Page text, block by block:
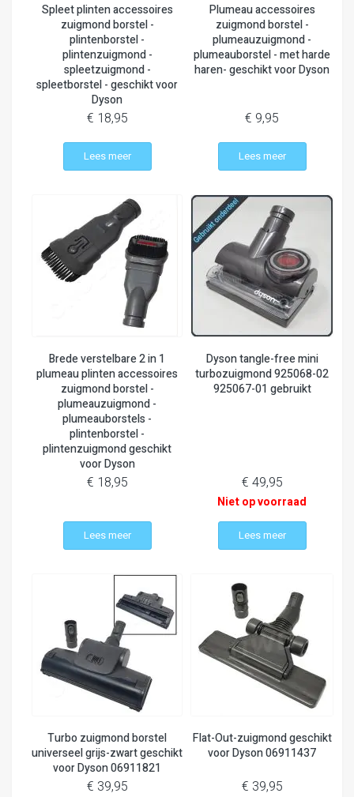
Spleet plinten accessoires
zuigmond borstel -
plintenborstel -
plintenzuigmond -
spleetzuigmond -
spleetborstel - geschikt voor
Dyson
€ 18,95
Lees meer
Plumeau accessoires
zuigmond borstel -
plumeauzuigmond -
plumeauborstel - met harde
haren- geschikt voor Dyson
€ 9,95
Lees meer
Brede verstelbare 2 in 1
plumeau plinten accessoires
zuigmond borstel -
plumeauzuigmond -
plumeauborstels -
plintenborstel -
plintenzuigmond geschikt
voor Dyson
€ 18,95
Lees meer
Dyson tangle-free mini
turbozuigmond 925068-02
925067-01 gebruikt
€ 49,95
Niet op voorraad
Lees meer
Turbo zuigmond borstel
universeel grijs-zwart geschikt
voor Dyson 06911821
€ 39,95
Flat-Out-zuigmond geschikt
voor Dyson 06911437
€ 39,95